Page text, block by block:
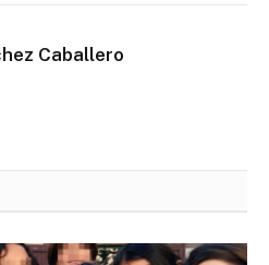
Caballero